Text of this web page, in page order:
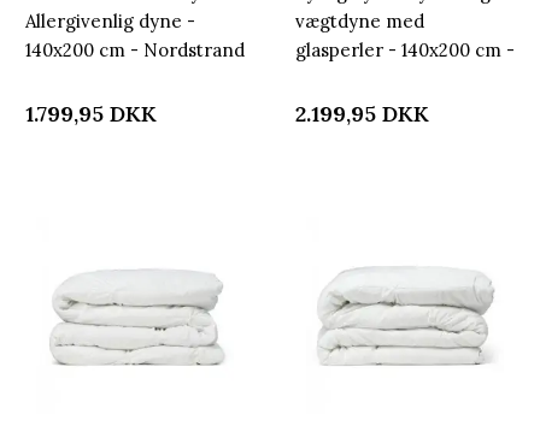
Allergivenlig dyne -
140x200 cm - Nordstrand
1.799,95 DKK
vægtdyne med
glasperler - 140x200 cm -
Lun kugledyne fra
2.199,95 DKK